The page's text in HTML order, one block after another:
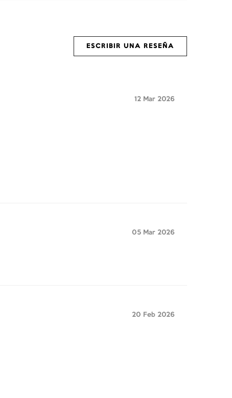
ESCRIBIR UNA RESEÑA
12 Mar 2026
05 Mar 2026
20 Feb 2026